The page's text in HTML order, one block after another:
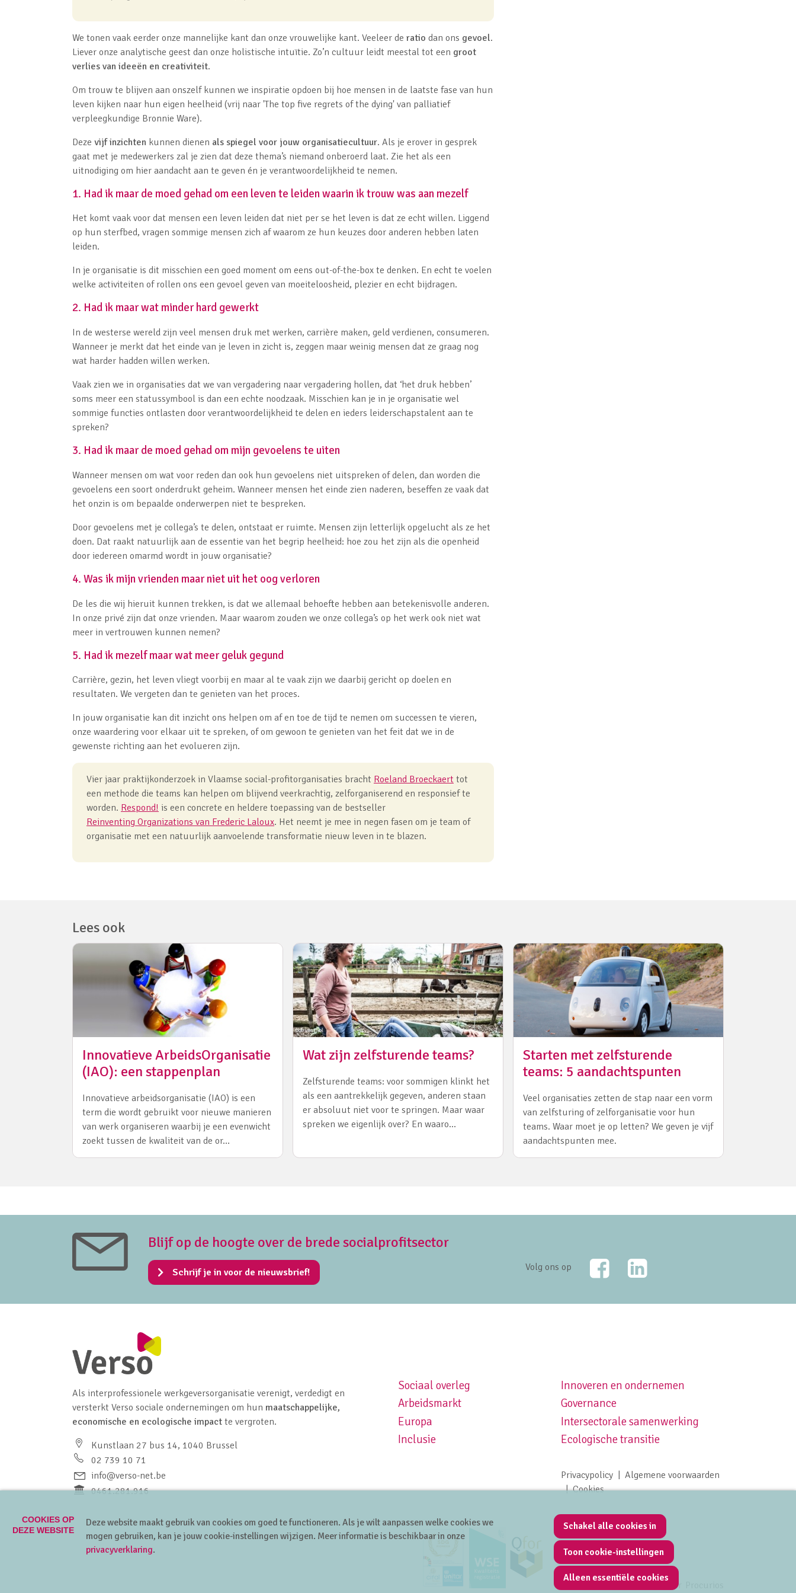
We tonen vaak eerder onze mannelijke kant dan onze vrouwelijke kant. Veeleer de ratio dan ons gevoel.
Liever onze analytische geest dan onze holistische intuïtie. Zo’n cultuur leidt meestal tot een groot
verlies van ideeën en creativiteit.
Om trouw te blijven aan onszelfkunnen we inspiratie opdoen bij hoe mensen in de laatste fase van hun
leven kijken naar hun eigen heelheid (vrij naar 'The top five regrets of the dying' van palliatief
verpleegkundige Bronnie Ware).
Deze vijf inzichten kunnen dienen als spiegel voor jouw organisatiecultuur. Als je erover in gesprek
gaat met je medewerkers zal je zien dat deze thema’s niemand onberoerd laat. Zie het als een
uitnodiging om hier aandacht aan te geven én je verantwoordelijkheid te nemen.
1. Had ik maar de moed gehad om een leven te leiden waarin ik trouw was aan mezelf
Het komt vaak voor dat mensen een leven leiden dat niet per se het leven is dat ze echt willen. Liggend
op hun sterfbed, vragen sommige mensen zich af waarom ze hun keuzes door anderen hebben laten
leiden.
In je organisatie is dit misschien een goed moment om eens out-of-the-box te denken. En echt te voelen
welke activiteiten of rollen ons een gevoel geven van moeiteloosheid, plezier en echt bijdragen.
2. Had ik maar wat minder hard gewerkt
In de westerse wereld zijn veel mensen druk met werken, carrière maken, geld verdienen, consumeren.
Wanneer je merkt dat het einde van je leven in zicht is, zeggen maar weinig mensen dat ze graag nog
wat harder hadden willen werken.
Vaak zien we in organisaties dat we van vergadering naar vergadering hollen, dat ‘het druk hebben’
soms meer een statussymbool is dan een echte noodzaak. Misschien kan je in je organisatie wel
sommige functies ontlasten door verantwoordelijkheid te delen en ieders leiderschapstalent aan te
spreken?
3. Had ik maar de moed gehad om mijn gevoelens te uiten
Wanneer mensen om wat voor reden dan ook hun gevoelens niet uitspreken of delen, dan worden die
gevoelens een soort onderdrukt geheim. Wanneer mensen het einde zien naderen, beseffen ze vaak dat
het onzin is om bepaalde onderwerpen niet te bespreken.
Door gevoelens met je collega’s te delen, ontstaat er ruimte. Mensen zijn letterlijk opgelucht als ze het
doen. Dat raakt natuurlijk aan de essentie van het begrip heelheid: hoe zou het zijn als die openheid
door iedereen omarmd wordt in jouw organisatie?
4. Was ik mijn vrienden maar niet uit het oog verloren
De les die wij hieruit kunnen trekken, is dat we allemaal behoefte hebben aan betekenisvolle anderen.
In onze privé zijn dat onze vrienden. Maar waarom zouden we onze collega’s op het werk ook niet wat
meer in vertrouwen kunnen nemen?
5. Had ik mezelf maar wat meer geluk gegund
Carrière, gezin, het leven vliegt voorbij en maar al te vaak zijn we daarbij gericht op doelen en
resultaten. We vergeten dan te genieten van het proces.
In jouw organisatie kan dit inzicht ons helpen om af en toe de tijd te nemen om successen te vieren,
onze waardering voor elkaar uit te spreken, of om gewoon te genieten van het feit dat we in de
gewenste richting aan het evolueren zijn.
Vier jaar praktijkonderzoek in Vlaamse social-profitorganisaties bracht Roeland Broeckaert tot
een methode die teams kan helpen om blijvend veerkrachtig, zelforganiserend en responsief te
worden. Respond! is een concrete en heldere toepassing van de bestseller
Reinventing Organizations van Frederic Laloux. Het neemt je mee in negen fasen om je team of
organisatie met een natuurlijk aanvoelende transformatie nieuw leven in te blazen.
Lees ook
Innovatieve ArbeidsOrganisatie
(IAO): een stappenplan
Innovatieve arbeidsorganisatie (IAO) is een
term die wordt gebruikt voor nieuwe manieren
van werk organiseren waarbij je een evenwicht
zoekt tussen de kwaliteit van de or…
Wat zijn zelfsturende teams?
Zelfsturende teams: voor sommigen klinkt het
als een aantrekkelijk gegeven, anderen staan
er absoluut niet voor te springen. Maar waar
spreken we eigenlijk over? En waaro…
Starten met zelfsturende
teams: 5 aandachtspunten
Veel organisaties zetten de stap naar een vorm
van zelfsturing of zelforganisatie voor hun
teams. Waar moet je op letten? We geven je vijf
aandachtspunten mee.
Blijf op de hoogte over de brede socialprofitsector
Schrijf je in voor de nieuwsbrief! Volg ons op
FacebookLinkedIn
Als interprofessionele werkgeversorganisatie verenigt, verdedigt en
versterkt Verso sociale ondernemingen om hun maatschappelijke,
economische en ecologische impact te vergroten.
Kunstlaan 27 bus 14, 1040 Brussel
02 739 10 71
info@verso-net.be
0461.281.916
Footer navigation left
Sociaal overleg
Arbeidsmarkt
Europa
Inclusie
Footer navigation right
Innoveren en ondernemen
Governance
Intersectorale samenwerking
Ecologische transitie
Footer meta navigation
Privacypolicy
Algemene voorwaarden
Cookies
Mede mogelijk gemaakt door
COOKIES OP
DEZE WEBSITE
Deze website maakt gebruik van cookies om goed te functioneren. Als je wilt aanpassen welke cookies we
mogen gebruiken, kan je jouw cookie-instellingen wijzigen. Meer informatie is beschikbaar in onze
privacyverklaring.
Schakel alle cookies in
Toon cookie-instellingen
Alleen essentiële cookies